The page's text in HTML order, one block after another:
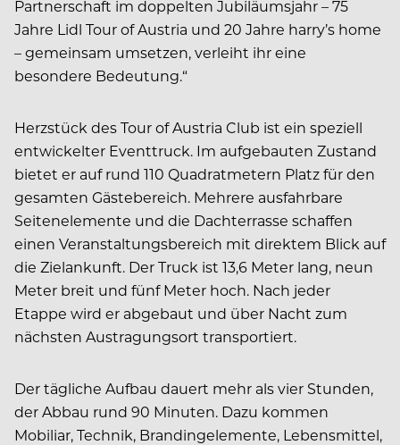
Partnerschaft im doppelten Jubiläumsjahr – 75
Jahre Lidl Tour of Austria und 20 Jahre harry’s home
– gemeinsam umsetzen, verleiht ihr eine
besondere Bedeutung.“
Herzstück des Tour of Austria Club ist ein speziell
entwickelter Eventtruck. Im aufgebauten Zustand
bietet er auf rund 110 Quadratmetern Platz für den
gesamten Gästebereich. Mehrere ausfahrbare
Seitenelemente und die Dachterrasse schaffen
einen Veranstaltungsbereich mit direktem Blick auf
die Zielankunft. Der Truck ist 13,6 Meter lang, neun
Meter breit und fünf Meter hoch. Nach jeder
Etappe wird er abgebaut und über Nacht zum
nächsten Austragungsort transportiert.
Der tägliche Aufbau dauert mehr als vier Stunden,
der Abbau rund 90 Minuten. Dazu kommen
Mobiliar, Technik, Brandingelemente, Lebensmittel,